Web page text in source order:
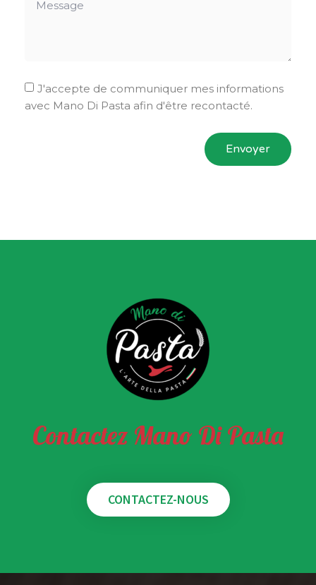
J'accepte de communiquer mes informations
avec Mano Di Pasta afin d'être recontacté.
Envoyer
Contactez Mano Di Pasta
CONTACTEZ-NOUS